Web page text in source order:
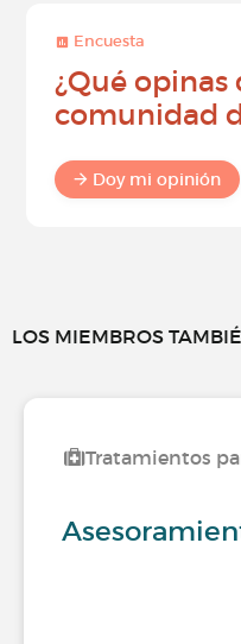
Encuesta
¿Qué opinas
comunidad
Doy mi opinión
LOS MIEMBROS
Tratamientos